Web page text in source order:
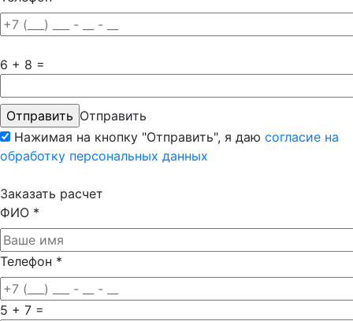
6 + 8 =
Отправить
Нажимая на кнопку "Отправить", я даю согласие на
обработку персональных данных
Заказать расчет
ФИО *
Телефон *
5 + 7 =